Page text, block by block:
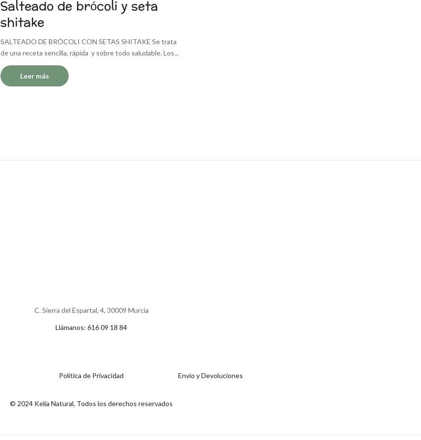
Salteado de brócoli y seta
shitake
SALTEADO DE BRÓCOLI CON SETAS SHITAKE Se trata
de una receta sencilla, rápida y sobre todo saludable. Los...
Leer más
C. Sierra del Espartal, 4, 30009 Murcia
Llámanos: 616 09 18 84
Política de Privacidad Envío y Devoluciones
© 2024 Kelia Natural, Todos los derechos reservados